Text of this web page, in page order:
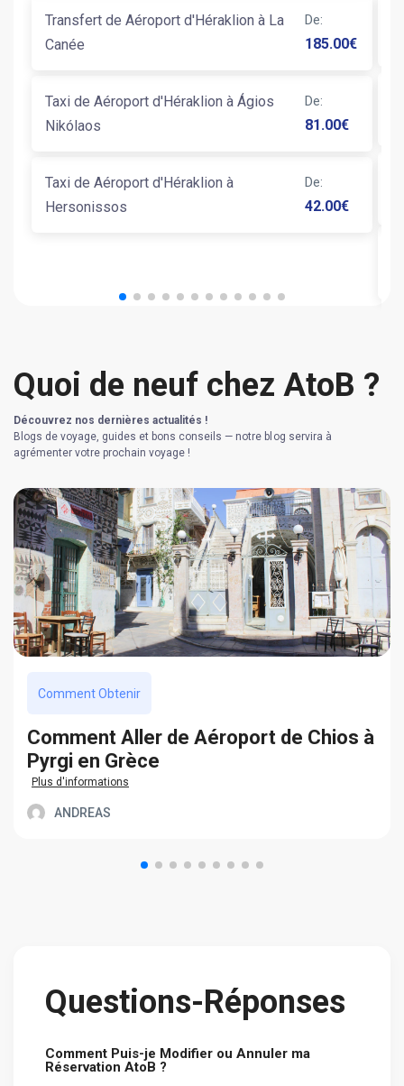
Transfert de Aéroport d'Héraklion à La
Canée
De:
185.00€
Taxi de Aéroport d'Héraklion à Ágios
Nikólaos
De:
81.00€
Taxi de Aéroport d'Héraklion à
Hersonissos
De:
42.00€
Quoi de neuf chez AtoB ?
Découvrez nos dernières actualités !
Blogs de voyage, guides et bons conseils — notre blog servira à
agrémenter votre prochain voyage !
Comment Obtenir
Сomment Aller de Aéroport de Chios à
Pyrgi en Grèce
Plus d'informations
ANDREAS
Questions-Réponses
Comment Puis-je Modifier ou Annuler ma
Réservation AtoB ?